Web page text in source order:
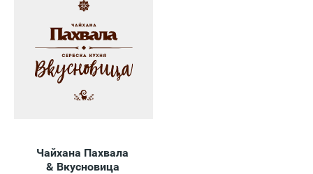
Чайхана Пахвала
& Вкусновица